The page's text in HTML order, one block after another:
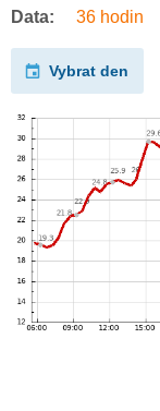
Data: 36 hodin
Vybrat den